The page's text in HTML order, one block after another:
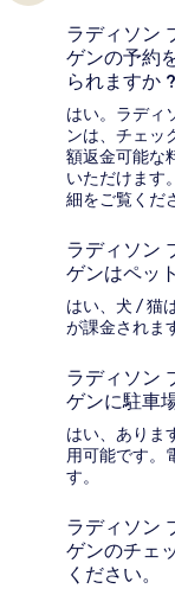
ラディソン
ゲンの予約
られますか ?
はい。ラディ
ンは、チェッ
額返金可能な
いただけます
細をご覧くだ
ラディソン
ゲンはペッ
はい、犬 / 猫
が課金されま
ラディソン
ゲンに駐車
はい、ありま
用可能です。
す。
ラディソン
ゲンのチェ
ください。